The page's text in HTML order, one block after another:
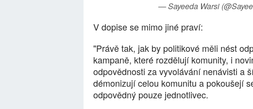
— Sayeeda Warsi
V dopise se mimo jiné praví:
"Právě tak, jak by politikové měli nést
kampaně, které rozdělují komunity, i
odpovědnosti za vyvolávání nenávisti a
démonizují celou komunitu a pokoušejí
odpovědný pouze jednotlivec.